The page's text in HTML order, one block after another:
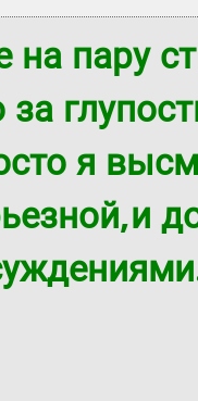
на пару
за
я